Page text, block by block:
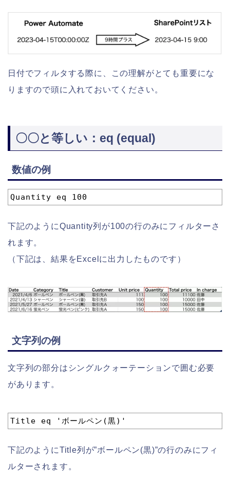
日付でフィルタする際に、この理解がとても重要にな
りますので頭に入れておいてください。
〇〇と等しい：eq (equal)
数値の例
Quantity eq 100
下記のようにQuantity列が100の行のみにフィルターさ
れます。
（下記は、結果をExcelに出力したものです）
文字列の例
文字列の部分はシングルクォーテーションで囲む必要
があります。
Title eq 'ボールペン(黒)'
下記のようにTitle列が”ボールペン(黒)”の行のみにフィ
ルターされます。